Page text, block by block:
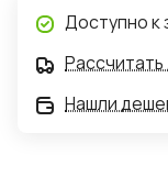
Доступно к
Нашли